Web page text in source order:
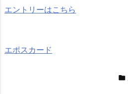
エントリーはこちら
エポスカード
